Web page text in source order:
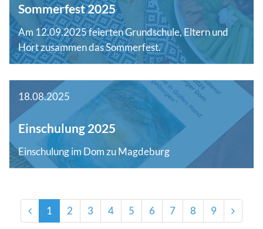
Sommerfest 2025
Am 12.09.2025 feierten Grundschule, Eltern und
Hort zusammen das Sommerfest.
18.08.2025
Einschulung 2025
Einschulung im Dom zu Magdeburg
1 2 3 4 5 6 7 8 9